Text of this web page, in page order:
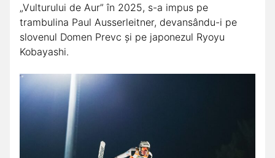
„Vulturului de Aur” în 2025, s-a impus pe
trambulina Paul Ausserleitner, devansându-i pe
slovenul Domen Prevc și pe japonezul Ryoyu
Kobayashi.